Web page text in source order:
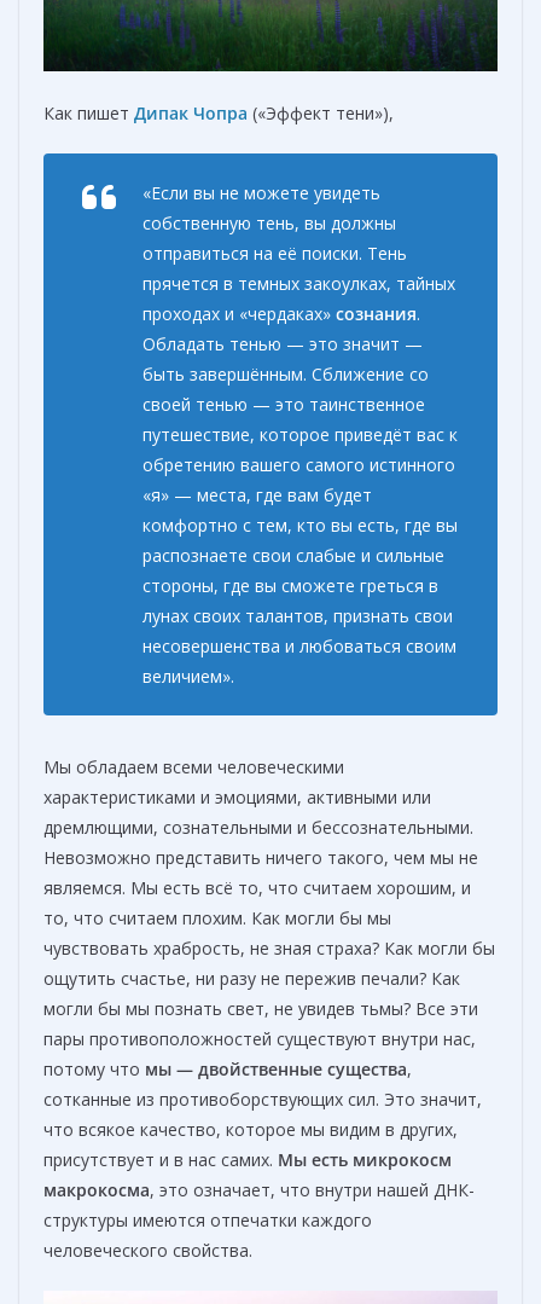
Как пишет Дипак Чопра («Эффект тени»),
«Если вы не можете увидеть
собственную тень, вы должны
отправиться на её поиски. Тень
прячется в темных закоулках, тайных
проходах и «чердаках» сознания.
Обладать тенью — это значит —
быть завершённым. Сближение со
своей тенью — это таинственное
путешествие, которое приведёт вас к
обретению вашего самого истинного
«я» — места, где вам будет
комфортно с тем, кто вы есть, где вы
распознаете свои слабые и сильные
стороны, где вы сможете греться в
лунах своих талантов, признать свои
несовершенства и любоваться своим
величием».
Мы обладаем всеми человеческими
характеристиками и эмоциями, активными или
дремлющими, сознательными и бессознательными.
Невозможно представить ничего такого, чем мы не
являемся. Мы есть всё то, что считаем хорошим, и
то, что считаем плохим. Как могли бы мы
чувствовать храбрость, не зная страха? Как могли бы
ощутить счастье, ни разу не пережив печали? Как
могли бы мы познать свет, не увидев тьмы? Все эти
пары противоположностей существуют внутри нас,
потому что мы — двойственные существа,
сотканные из противоборствующих сил. Это значит,
что всякое качество, которое мы видим в других,
присутствует и в нас самих. Мы есть микрокосм
макрокосма, это означает, что внутри нашей ДНК-
структуры имеются отпечатки каждого
человеческого свойства.